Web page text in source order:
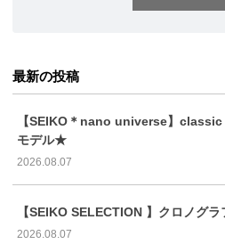
最新の投稿
【SEIKO＊nano universe】
モデル★
2026.08.07
【SEIKO SELECTION 】クロノグ
2026.08.07